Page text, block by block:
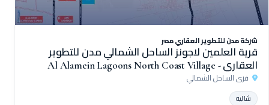
شركة مدن للتطوير العقاري مصر
قرية العلمين لاجونز الساحل الشمالي مدن للتطوير
العقاري - Al Alamein Lagoons North Coast Village
قرى الساحل الشمالي
شاليه